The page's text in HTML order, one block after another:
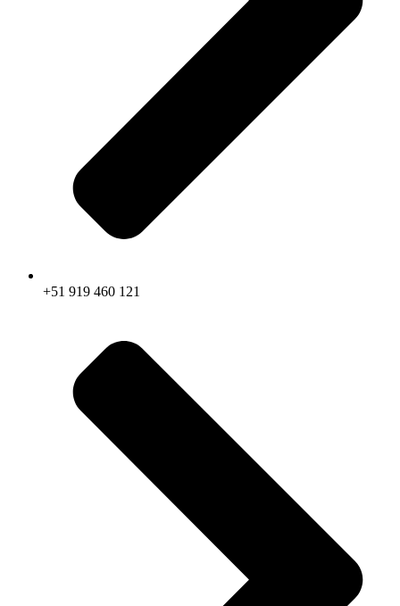
+51 919 460 121